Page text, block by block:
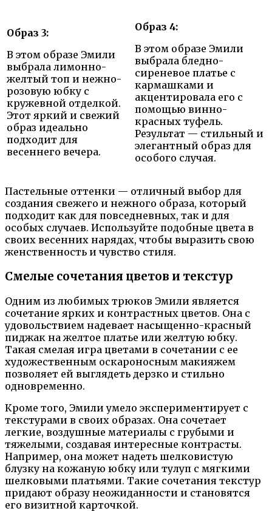
Образ 3:
В этом образе Эмили
выбрала лимонно-
желтый топ и нежно-
розовую юбку с
кружевной отделкой.
Этот яркий и свежий
образ идеально
подходит для
весеннего вечера.
Образ 4:
В этом образе Эмили
выбрала бледно-
сиреневое платье с
кармашками и
акцентировала его с
помощью винно-
красных туфель.
Результат — стильный и
элегантный образ для
особого случая.
Пастельные оттенки — отличный выбор для
создания свежего и нежного образа, который
подходит как для повседневных, так и для
особых случаев. Используйте подобные цвета в
своих весенних нарядах, чтобы выразить свою
женственность и чувство стиля.
Смелые сочетания цветов и текстур
Одним из любимых трюков Эмили является
сочетание ярких и контрастных цветов. Она с
удовольствием надевает насыщенно-красный
пиджак на желтое платье или желтую юбку.
Такая смелая игра цветами в сочетании с ее
художественным оскароносным макияжем
позволяет ей выглядеть дерзко и стильно
одновременно.
Кроме того, Эмили умело экспериментирует с
текстурами в своих образах. Она сочетает
легкие, воздушные материалы с грубыми и
тяжелыми, создавая интересные контрасты.
Например, она может надеть шелковистую
блузку на кожаную юбку или тулуп с мягкими
шелковыми платьями. Такие сочетания текстур
придают образу неожиданности и становятся
его визитной карточкой.